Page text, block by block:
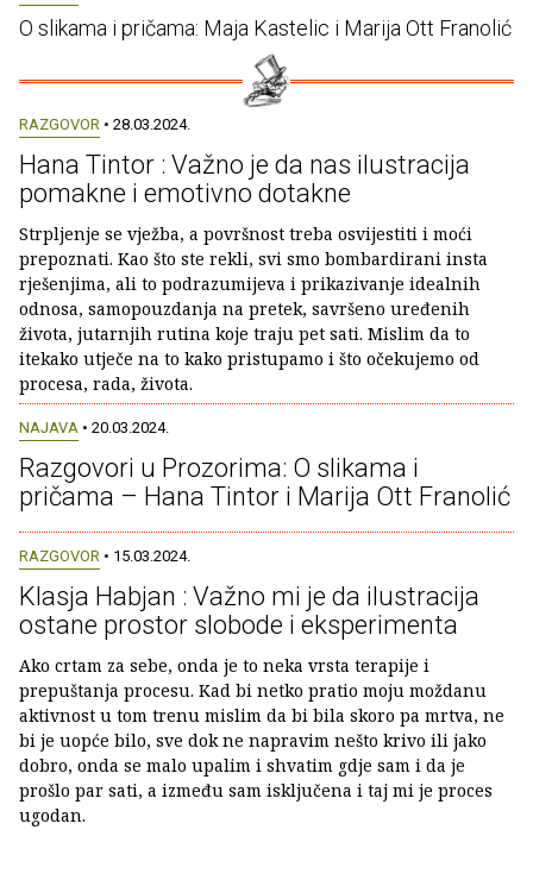
O slikama i pričama: Maja Kastelic i Marija Ott Franolić
RAZGOVOR • 28.03.2024.
Hana Tintor : Važno je da nas ilustracija
pomakne i emotivno dotakne
Strpljenje se vježba, a površnost treba osvijestiti i moći
prepoznati. Kao što ste rekli, svi smo bombardirani insta
rješenjima, ali to podrazumijeva i prikazivanje idealnih
odnosa, samopouzdanja na pretek, savršeno uređenih
života, jutarnjih rutina koje traju pet sati. Mislim da to
itekako utječe na to kako pristupamo i što očekujemo od
procesa, rada, života.
NAJAVA • 20.03.2024.
Razgovori u Prozorima: O slikama i
pričama – Hana Tintor i Marija Ott Franolić
RAZGOVOR • 15.03.2024.
Klasja Habjan : Važno mi je da ilustracija
ostane prostor slobode i eksperimenta
Ako crtam za sebe, onda je to neka vrsta terapije i
prepuštanja procesu. Kad bi netko pratio moju moždanu
aktivnost u tom trenu mislim da bi bila skoro pa mrtva, ne
bi je uopće bilo, sve dok ne napravim nešto krivo ili jako
dobro, onda se malo upalim i shvatim gdje sam i da je
prošlo par sati, a između sam isključena i taj mi je proces
ugodan.